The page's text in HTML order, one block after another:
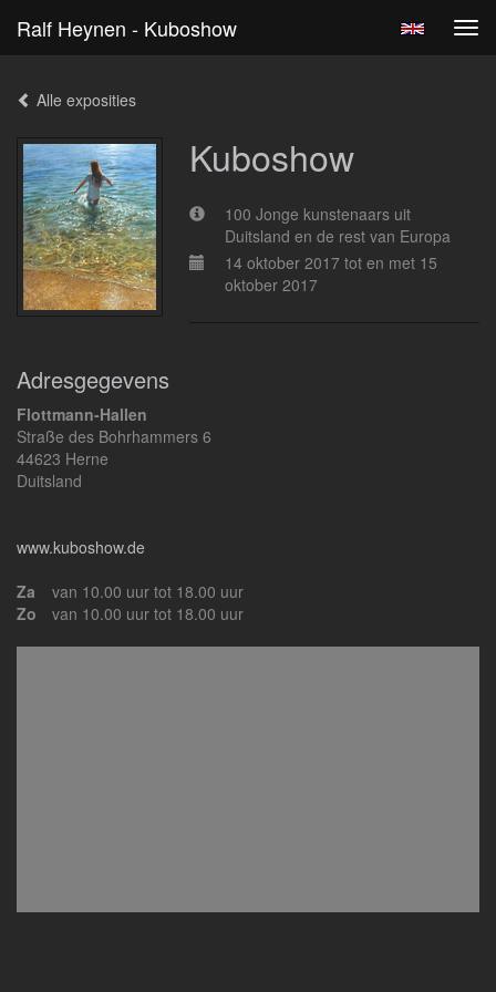
Ralf Heynen - Kuboshow
Alle exposities
Kuboshow
100 Jonge kunstenaars uit
Duitsland en de rest van Europa
14 oktober 2017 tot en met 15
oktober 2017
Adresgegevens
Flottmann-Hallen
Straße des Bohrhammers 6
44623 Herne
Duitsland
www.kuboshow.de
Za
van 10.00 uur tot 18.00 uur
Zo
van 10.00 uur tot 18.00 uur